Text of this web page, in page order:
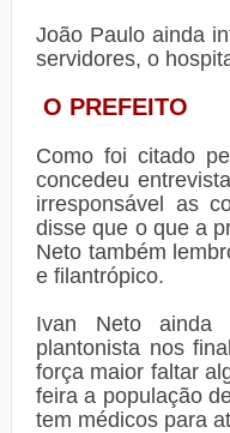
João Paulo ainda
servidores, o
O PREFEITO
Como foi citado
concedeu
irresponsável as
disse que o que a
Neto também
e filantrópico.
Ivan Neto ainda
plantonista nos
força maior faltar
feira a população
tem médicos para